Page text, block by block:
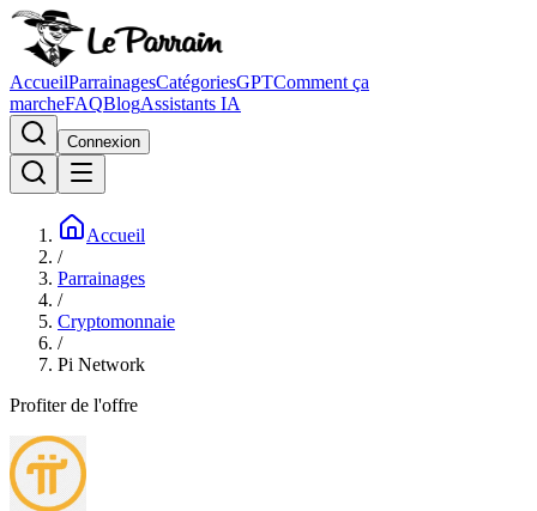
AccueilParrainagesCatégoriesGPTComment ça
marcheFAQBlogAssistants IA
Connexion
Accueil
/
Parrainages
/
Cryptomonnaie
/
Pi Network
Profiter de l'offre